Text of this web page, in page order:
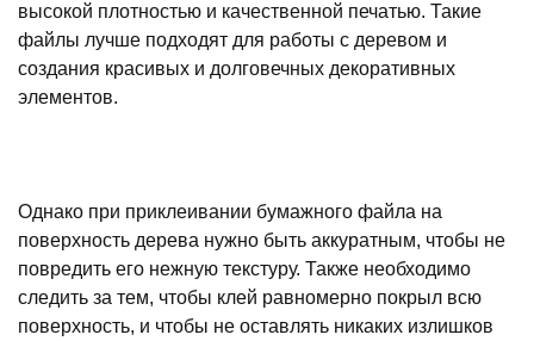
высокой плотностью и качественной печатью. Такие
файлы лучше подходят для работы с деревом и
создания красивых и долговечных декоративных
элементов.
Однако при приклеивании бумажного файла на
поверхность дерева нужно быть аккуратным, чтобы не
повредить его нежную текстуру. Также необходимо
следить за тем, чтобы клей равномерно покрыл всю
поверхность, и чтобы не оставлять никаких излишков